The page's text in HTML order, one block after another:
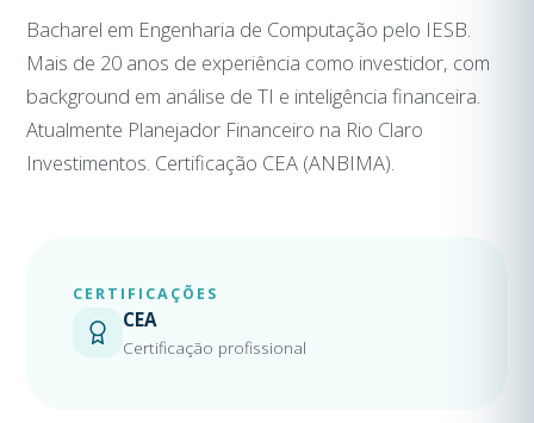
Bacharel em Engenharia de Computação pelo IESB.
Mais de 20 anos de experiência como investidor, com
background em análise de TI e inteligência financeira.
Atualmente Planejador Financeiro na Rio Claro
Investimentos. Certificação CEA (ANBIMA).
CERTIFICAÇÕES
CEA
Certificação profissional